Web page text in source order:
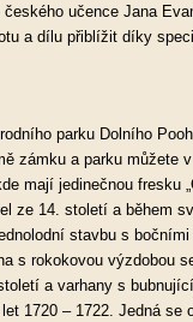
učence Jana
a dílu přiblížit díky
parku Dolního
zámku a parku můžete
mají jedinečnou fresku
ze 14. století a během
stavbu s
s rokokovou výzdobou
a varhany s
1720 – 1722. Jedná